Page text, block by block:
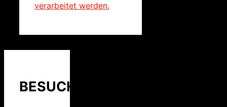
verarbeitet werden.
BESUCHER